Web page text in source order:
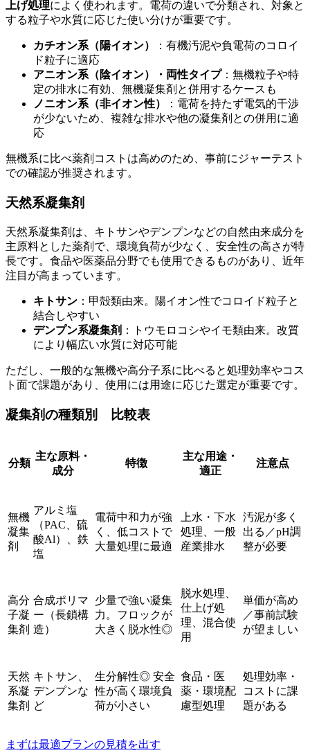
上げ処理によく使われます。電荷の違いで分類され、対象と
する粒子や水質に応じた使い分けが重要です。
カチオン系（陽イオン）
：有機汚泥や負電荷のコロイ
ド粒子に適応
アニオン系（陰イオン）・両性タイプ：無機粒子や特
定の排水に有効、無機凝集剤と併用するケースも
ノニオン系（非イオン性）
：電荷を持たず電気的干渉
が少ないため、複雑な排水や他の凝集剤との併用に適
応
無機系に比べ薬剤コストは高めのため、事前にジャーテスト
での確認が推奨されます。
天然系凝集剤
天然系凝集剤は、キトサンやデンプンなどの自然由来成分を
主原料とした薬剤で、環境負荷が少なく、安全性の高さが特
長です。食品や医薬品分野でも使用できるものがあり、近年
注目が高まっています。
キトサン ：甲殻類由来。陽イオン性でコロイド粒子と
結合しやすい
デンプン系凝集剤 ：トウモロコシやイモ類由来。改質
により幅広い水質に対応可能
ただし、一般的な無機や高分子系に比べると処理効率やコス
ト面で課題があり、使用には用途に応じた選定が重要です。
凝集剤の種類別 比較表
分類
主な原料・
成分
特徴
主な用途・
適正
注意点
無機
凝集
剤
アルミ塩
（PAC、硫
酸Al）、鉄
塩
電荷中和力が強
く、低コストで
大量処理に最適
上水・下水
処理、一般
産業排水
汚泥が多く
出る／pH調
整が必要
高分
子凝
集剤
合成ポリマ
ー（長鎖構
造）
少量で強い凝集
力。フロックが
大きく脱水性◎
脱水処理、
仕上げ処
理、混合使
用
単価が高め
／事前試験
が望ましい
天然
系凝
集剤
キトサン、
デンプンな
ど
生分解性◎ 安全
性が高く環境負
荷が小さい
食品・医
薬・環境配
慮型処理
処理効率・
コストに課
題がある
まずは最適プランの見積を出す